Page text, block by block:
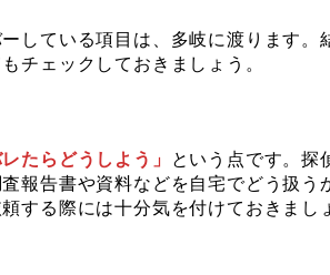
している項目は、多岐に渡ります。
チェックしておきましょう。
たらどうしよう」
という点です。探
報告書や資料などを自宅でどう扱う
する際には十分気を付けておきまし